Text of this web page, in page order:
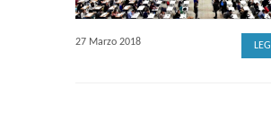
27 Marzo 2018